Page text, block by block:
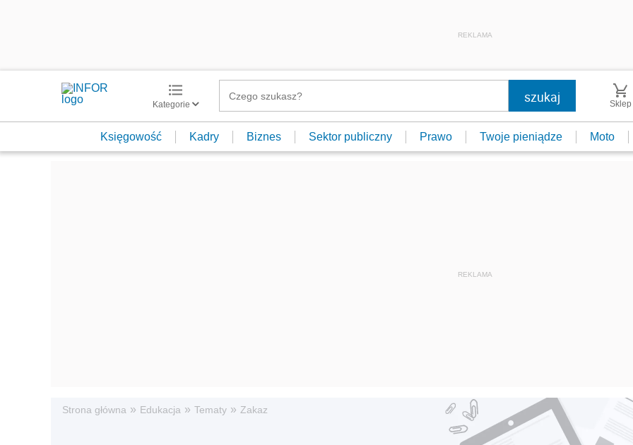
REKLAMA
Kategorie Sklep
Księgowość Kadry Biznes Sektor publiczny Prawo Twoje pieniądze Moto
Strona główna » Edukacja » Tematy » Zakaz